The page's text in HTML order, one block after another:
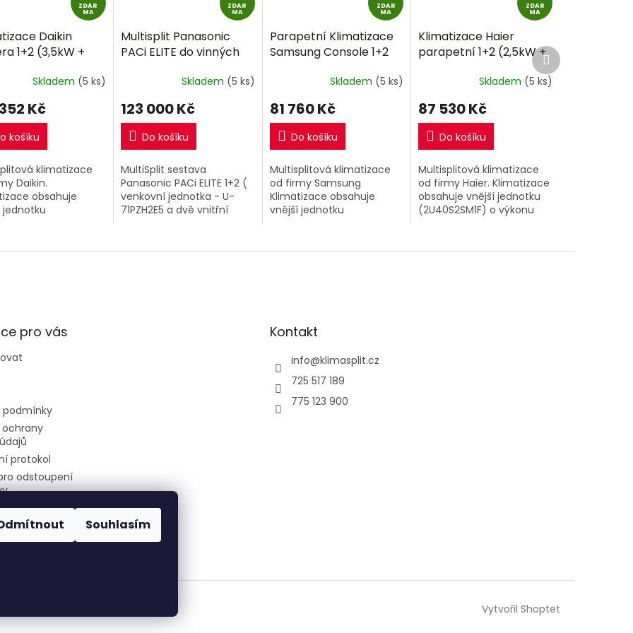
Souhlasím
D
A
ZDAR
MA
Daikin
1+2 (3,5kW +
montáže
Skladem (5 ks)
Kč
košíku
klimatizace
Daikin.
obsahuje
jednotku
Perfera o výkonu
D
A
ZDAR
MA
Multisplit Panasonic
PACi ELITE do vinných
R32 s montážíSkladem (5 ks)
123 000 Kč
Do košíku
MultiSplit sestava
Panasonic PACi ELITE 1+2 (
venkovní jednotka - U-
71PZH2E5 a dvě vnitřní
provozovatelé vinných...
D
A
ZDAR
MA
Parapetní Klimatizace
Samsung Console 1+2
split R32 včetně
Skladem (5 ks)
81 760 Kč
Do košíku
Multisplitová klimatizace
od firmy Samsung
Klimatizace obsahuje
vnější jednotku
klimatizační jednotky
D
R
M
A
ZDAR
MA
Klimatizace Haier
parapetní 1+2 (2,5kW +
2,5kW) Multi-split R32
včetně montáže
Skladem (5 ks)
87 530 Kč
Do košíku
Multisplitová klimatizace
od firmy Haier. Klimatizace
obsahuje vnější jednotku
(2U40S2SM1F) o výkonu
Parapetní AF25S2SD1FA o
Další
produkt
pro vás
protokol
odstoupení
Kontakt
info@klimasplit.cz
725 517 189
775 123 900
Vytvořil Shoptet